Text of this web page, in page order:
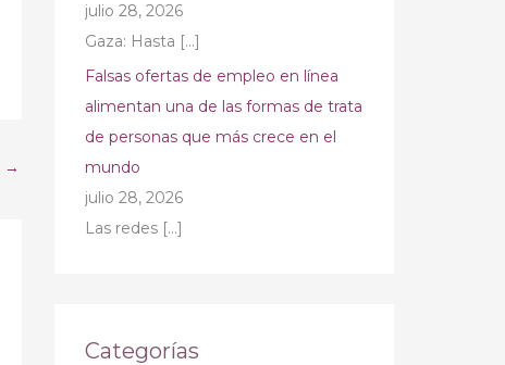
→
julio 28, 2026
Gaza: Hasta […]
Falsas ofertas de empleo en línea
alimentan una de las formas de trata
de personas que más crece en el
mundo
julio 28, 2026
Las redes […]
Categorías